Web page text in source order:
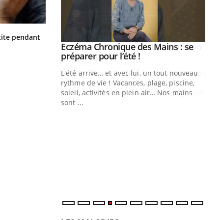
pendant Hantavirus : un cas détecté chez un
touriste en France
: et si on Youtube
Eczéma Chronique des Mains : se
préparer pour l’été !Youtube
L'été arrive… et avec lui, un tout nouveau
rythme de vie ! Vacances, plage, piscine,
soleil, activités en plein air… Nos mains
sont ...